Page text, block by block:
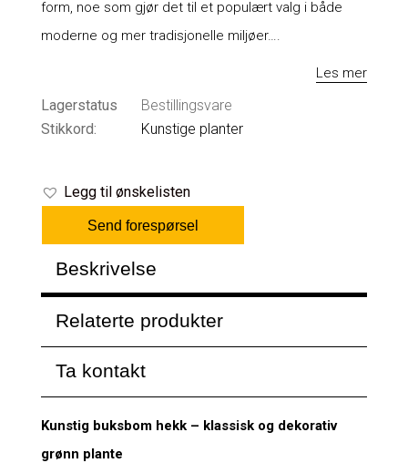
form, noe som gjør det til et populært valg i både
moderne og mer tradisjonelle miljøer….
Les mer
Lagerstatus
Bestillingsvare
Stikkord:
Kunstige planter
Legg til ønskelisten
Send forespørsel
Beskrivelse
Relaterte produkter
Ta kontakt
Kunstig buksbom hekk – klassisk og dekorativ
grønn plante